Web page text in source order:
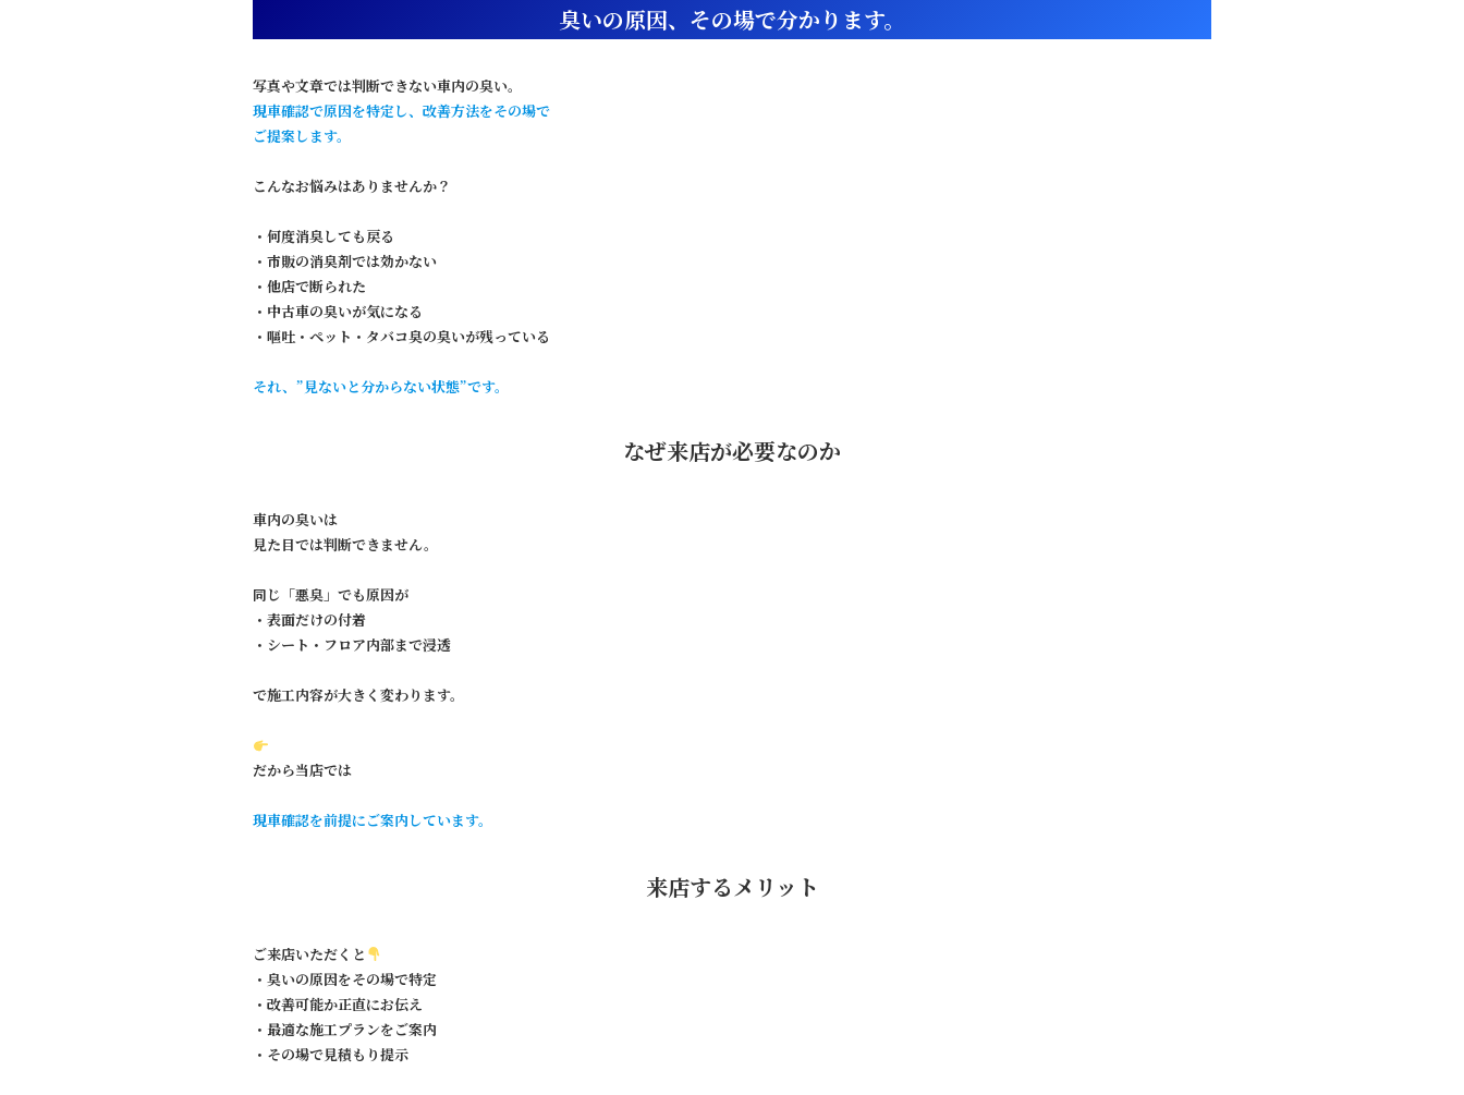
臭いの原因、その場で分かります。
写真や文章では判断できない車内の臭い。
現車確認で原因を特定し、改善方法をその場で
ご提案します。
こんなお悩みはありませんか？
・何度消臭しても戻る
・市販の消臭剤では効かない
・他店で断られた
・中古車の臭いが気になる
・嘔吐・ペット・タバコ臭の臭いが残っている
それ、”見ないと分からない状態”です。
なぜ来店が必要なのか
車内の臭いは
見た目では判断できません。
同じ「悪臭」でも原因が
・表面だけの付着
・シート・フロア内部まで浸透
で施工内容が大きく変わります。
だから当店では
現車確認を前提にご案内しています。
来店するメリット
ご来店いただくと
・臭いの原因をその場で特定
・改善可能か正直にお伝え
・最適な施工プランをご案内
・その場で見積もり提示